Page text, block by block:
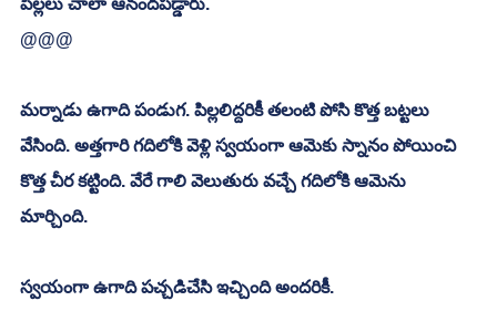
@@@
మర్నాడు ఉగాది పండుగ. పిల్లలిద్దరికీ తలంటి పోసి కొత్త బట్టలు
వేసింది. అత్తగారి గదిలోకి వెళ్లి స్వయంగా ఆమెకు స్నానం పోయించి
కొత్త చీర కట్టింది. వేరే గాలి వెలుతురు వచ్చే గదిలోకి ఆమెను
మార్చింది.
స్వయంగా ఉగాది పచ్చడిచేసి ఇచ్చింది అందరికీ.